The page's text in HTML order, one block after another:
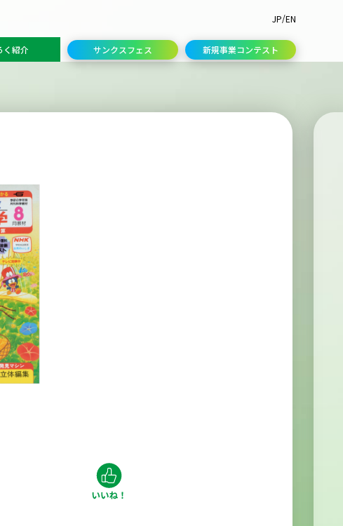
JP/EN
く紹介 サンクスフェス 新規事業コンテスト